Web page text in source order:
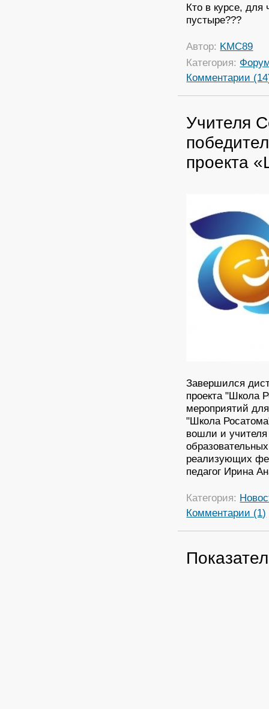
Кто в курсе, для
пустыре???
Автор: KMC89
Категория:
Комментарии
Учителя
проекта
Завершился
проекта "Школа
мероприятий
"Школа
вошли и
реализующих
педагог Ирина
Категория:
Комментарии (1)